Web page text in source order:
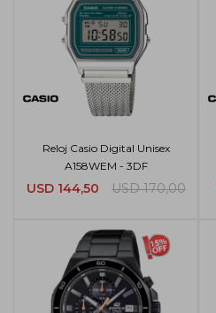
Reloj Casio Digital Unisex
A158WEM - 3DF
USD 144,50 USD 170,00